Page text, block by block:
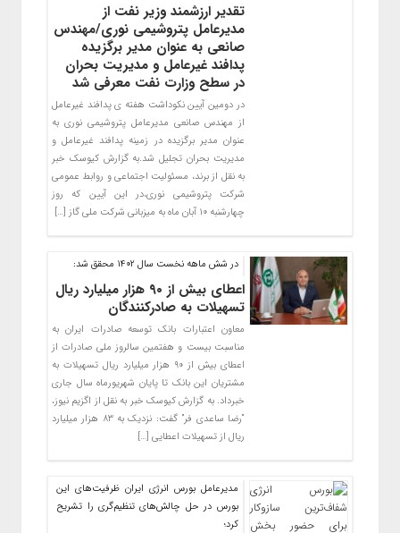
تقدیر ارزشمند وزیر نفت از
مدیرعامل پتروشیمی نوری/مهندس
صانعی به عنوان مدیر برگزیده
پدافند غیرعامل و مدیریت بحران
در سطح وزارت نفت معرفی شد
در دومین آیین نکوداشت هفته ی پدافند غیرعامل
از مهندس صانعی مدیرعامل پتروشیمی نوری به
عنوان مدیر برگزیده در زمینه پدافند غیرعامل و
مدیریت بحران تجلیل شد.به گزارش کیوسک خبر
به نقل از برند، مسئولیت اجتماعی و روابط عمومی
شرکت پتروشیمی نوری،در این آیین که روز
چهارشنبه ۱۰ آبان ماه به میزبانی شرکت ملی گاز […]
در شش ماهه نخست سال 1402 محقق شد:
اعطای بیش از ۹۰ هزار میلیارد ریال
تسهیلات به صادرکنندگان
معاون اعتبارات بانک توسعه صادرات ایران به
مناسبت بیست و هفتمین سالروز ملی صادرات از
اعطای بیش از ۹۰ هزار میلیارد ریال تسهیلات به
مشتریان این بانک تا پایان شهریورماه سال جاری
خبرداد. به گزارش کیوسک خبر به نقل از اگزیم نیوز،
“رضا ساعدی فر” گفت: نزدیک به ۸۳ هزار میلیارد
ریال از تسهیلات اعطایی […]
مدیرعامل بورس انرژی ایران ظرفیت‌های این
بورس در حل چالش‌های تنظیم‌گری را تشریح
کرد؛